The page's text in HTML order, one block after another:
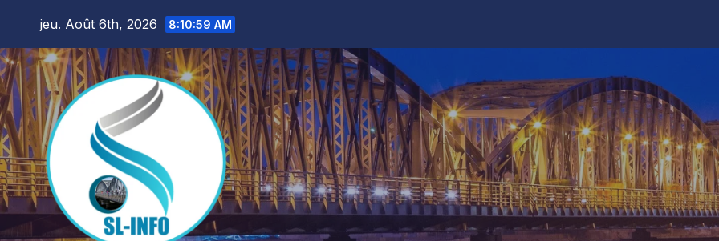
content
jeu. Août 6th, 2026 8:11:01 AM